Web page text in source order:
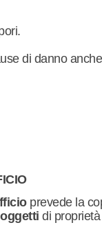
di danno
prevede la
di